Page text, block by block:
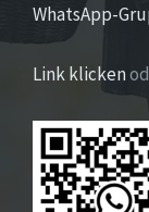
WhatsApp-
Link klicken